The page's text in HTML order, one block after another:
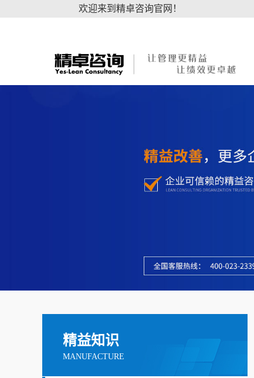
欢迎来到精卓咨询官网！
精益知识
MANUFACTURE